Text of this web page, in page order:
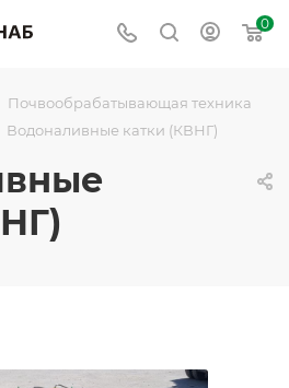
0
Почвообрабатывающая техника
Водоналивные катки (КВНГ)